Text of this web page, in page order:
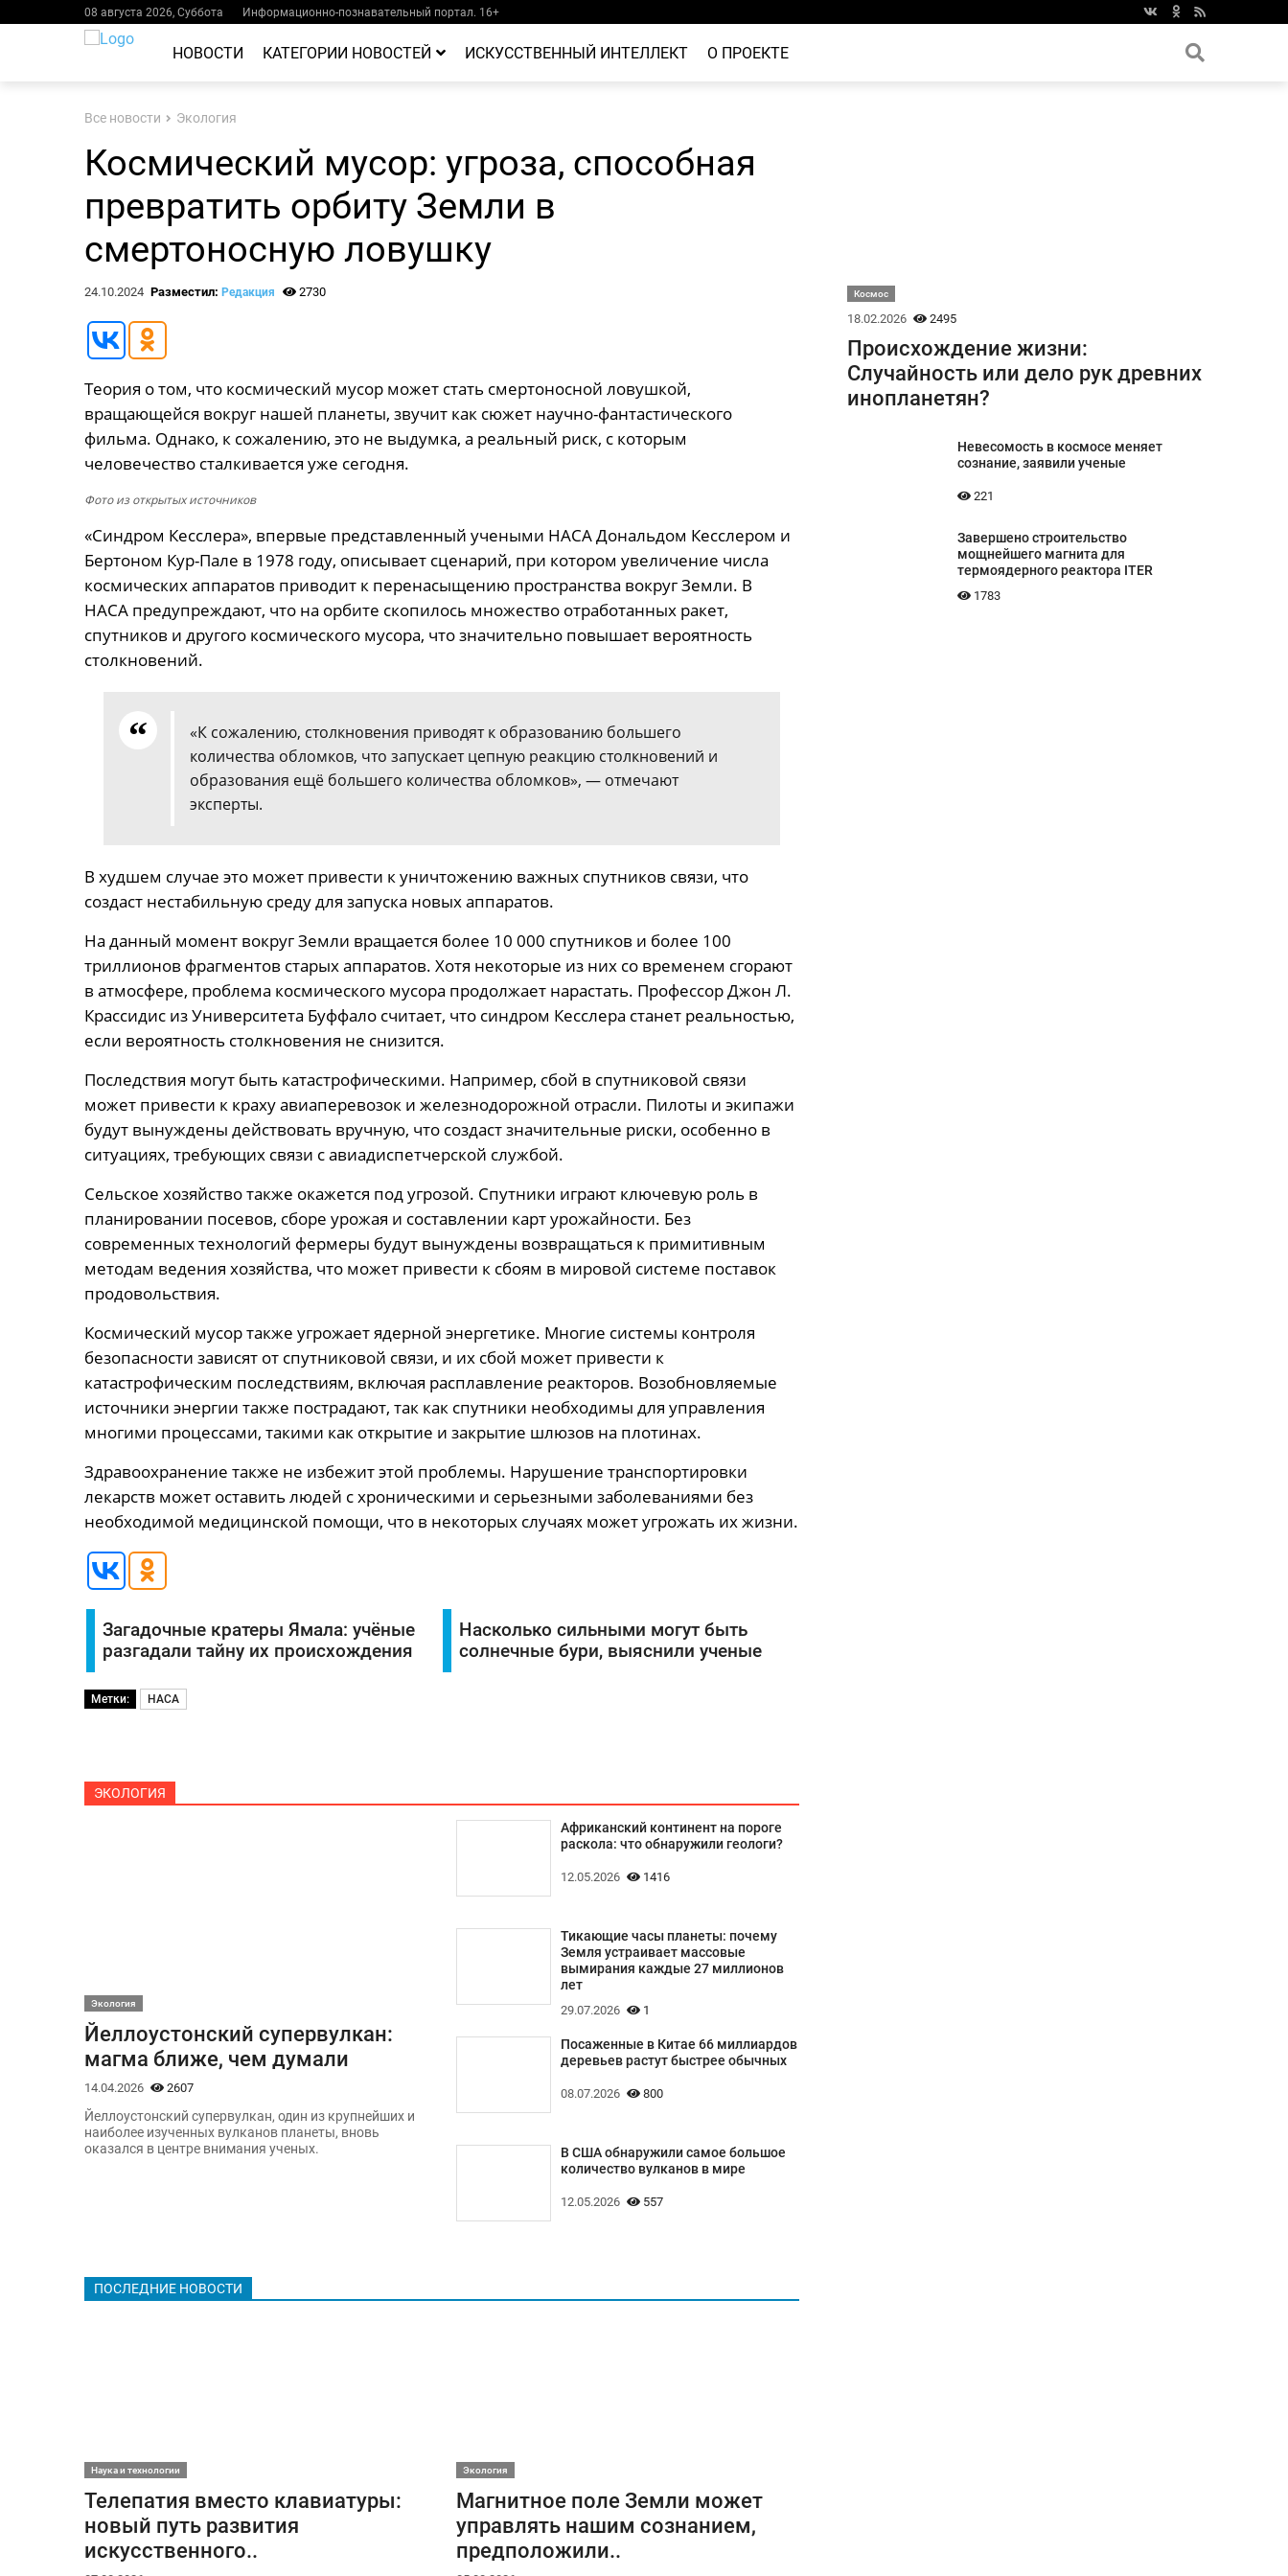
08 августа 2026, Суббота Информационно-познавательный портал. 16+
НОВОСТИ КАТЕГОРИИ НОВОСТЕЙ ИСКУССТВЕННЫЙ ИНТЕЛЛЕКТ О ПРОЕКТЕ
Все новости Экология
Космический мусор: угроза, способная
превратить орбиту Земли в
смертоносную ловушку
24.10.2024 Разместил: Редакция 2730
Теория о том, что космический мусор может стать смертоносной ловушкой,
вращающейся вокруг нашей планеты, звучит как сюжет научно-фантастического
фильма. Однако, к сожалению, это не выдумка, а реальный риск, с которым
человечество сталкивается уже сегодня.
Фото из открытых источников
«Синдром Кесслера», впервые представленный учеными НАСА Дональдом Кесслером и
Бертоном Кур-Пале в 1978 году, описывает сценарий, при котором увеличение числа
космических аппаратов приводит к перенасыщению пространства вокруг Земли. В
НАСА предупреждают, что на орбите скопилось множество отработанных ракет,
спутников и другого космического мусора, что значительно повышает вероятность
столкновений.
«К сожалению, столкновения приводят к образованию большего
количества обломков, что запускает цепную реакцию столкновений и
образования ещё большего количества обломков», — отмечают
эксперты.
В худшем случае это может привести к уничтожению важных спутников связи, что
создаст нестабильную среду для запуска новых аппаратов.
На данный момент вокруг Земли вращается более 10 000 спутников и более 100
триллионов фрагментов старых аппаратов. Хотя некоторые из них со временем сгорают
в атмосфере, проблема космического мусора продолжает нарастать. Профессор Джон Л.
Крассидис из Университета Буффало считает, что синдром Кесслера станет реальностью,
если вероятность столкновения не снизится.
Последствия могут быть катастрофическими. Например, сбой в спутниковой связи
может привести к краху авиаперевозок и железнодорожной отрасли. Пилоты и экипажи
будут вынуждены действовать вручную, что создаст значительные риски, особенно в
ситуациях, требующих связи с авиадиспетчерской службой.
Сельское хозяйство также окажется под угрозой. Спутники играют ключевую роль в
планировании посевов, сборе урожая и составлении карт урожайности. Без
современных технологий фермеры будут вынуждены возвращаться к примитивным
методам ведения хозяйства, что может привести к сбоям в мировой системе поставок
продовольствия.
Космический мусор также угрожает ядерной энергетике. Многие системы контроля
безопасности зависят от спутниковой связи, и их сбой может привести к
катастрофическим последствиям, включая расплавление реакторов. Возобновляемые
источники энергии также пострадают, так как спутники необходимы для управления
многими процессами, такими как открытие и закрытие шлюзов на плотинах.
Здравоохранение также не избежит этой проблемы. Нарушение транспортировки
лекарств может оставить людей с хроническими и серьезными заболеваниями без
необходимой медицинской помощи, что в некоторых случаях может угрожать их жизни.
Загадочные кратеры Ямала: учёные
разгадали тайну их происхождения
Насколько сильными могут быть
солнечные бури, выяснили ученые
Метки: НАСА
ЭКОЛОГИЯ
Экология
Йеллоустонский супервулкан:
магма ближе, чем думали
14.04.2026 2607
Йеллоустонский супервулкан, один из крупнейших и
наиболее изученных вулканов планеты, вновь
оказался в центре внимания ученых.
Африканский континент на пороге
раскола: что обнаружили геологи?
12.05.2026 1416
Тикающие часы планеты: почему
Земля устраивает массовые
вымирания каждые 27 миллионов
лет
29.07.2026 1
Посаженные в Китае 66 миллиардов
деревьев растут быстрее обычных
08.07.2026 800
В США обнаружили самое большое
количество вулканов в мире
12.05.2026 557
ПОСЛЕДНИЕ НОВОСТИ
Наука и технологии
Телепатия вместо клавиатуры:
новый путь развития
искусственного..
Экология
Магнитное поле Земли может
управлять нашим сознанием,
предположили..
Космос
18.02.2026 2495
Происхождение жизни:
Случайность или дело рук древних
инопланетян?
Невесомость в космосе меняет
сознание, заявили ученые
221
Завершено строительство
мощнейшего магнита для
термоядерного реактора ITER
1783